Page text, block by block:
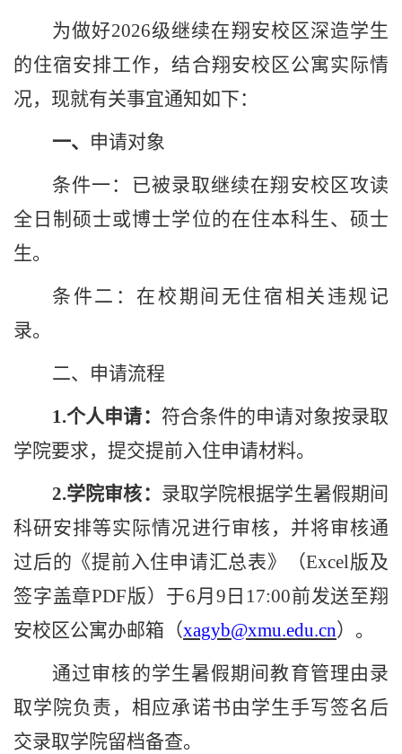
为做好2026级继续在翔安校区深造学生
的住宿安排工作，结合翔安校区公寓实际情
况，现就有关事宜通知如下：
一、 申请对象
条件一：已被录取继续在翔安校区攻读
全日制硕士或博士学位的在住本科生、硕士
生。
条件二：在校期间无住宿相关违规记
录。
二、申请流程
1.个人申请： 符合条件的申请对象按录取
学院要求，提交提前入住申请材料。
2.学院审核： 录取学院根据学生暑假期间
科研安排等实际情况进行审核，并将审核通
过后的 《提前入住申请汇总表》 （Excel版及
签字盖章PDF版）于6月 9 日 17:00前发送至翔
安校区公寓办邮箱（xagyb@xmu.edu.cn）。
通过审核的学生暑假期间教育管理由录
取学院负责，相应承诺书由学生手写签名后
交录取学院留档备查。